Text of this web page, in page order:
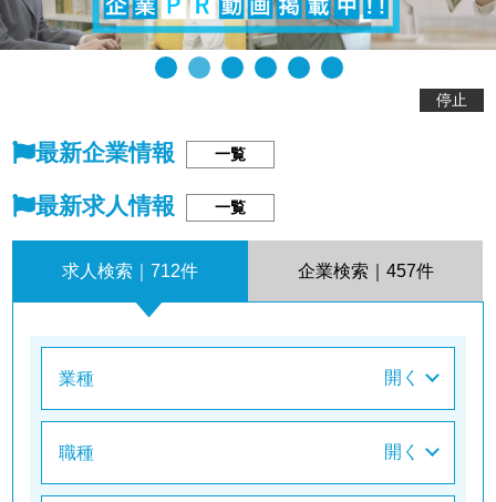
停止
最新企業情報 一覧
最新求人情報 一覧
求人検索｜712件 企業検索｜ 457件
業種
職種